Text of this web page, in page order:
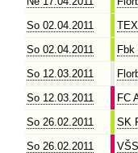
So 02.04.2011
So 02.04.2011
Fbk
So 12.03.2011
So 12.03.2011
FC
So 26.02.2011
SK
So 26.02.2011